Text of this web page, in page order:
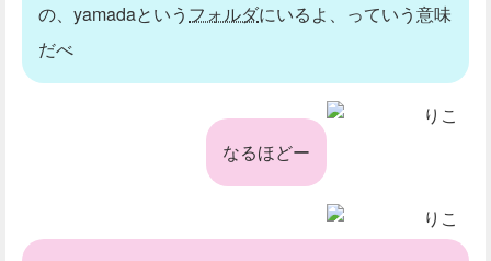
の、yamadaという フォルダにいるよ、っていう意味
だべ
りこ
なるほどー
りこ